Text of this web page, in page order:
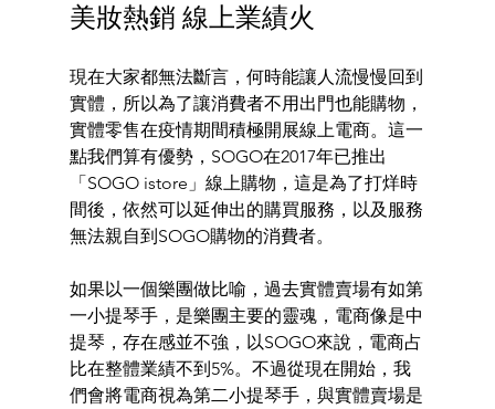
美妝熱銷 線上業績火
現在大家都無法斷言，何時能讓人流慢慢回到
實體，所以為了讓消費者不用出門也能購物，
實體零售在疫情期間積極開展線上電商。這一
點我們算有優勢，SOGO在2017年已推出
「SOGO istore」線上購物，這是為了打烊時
間後，依然可以延伸出的購買服務，以及服務
無法親自到SOGO購物的消費者。
如果以一個樂團做比喻，過去實體賣場有如第
一小提琴手，是樂團主要的靈魂，電商像是中
提琴，存在感並不強，以SOGO來說，電商占
比在整體業績不到5%。不過從現在開始，我
們會將電商視為第二小提琴手，與實體賣場是